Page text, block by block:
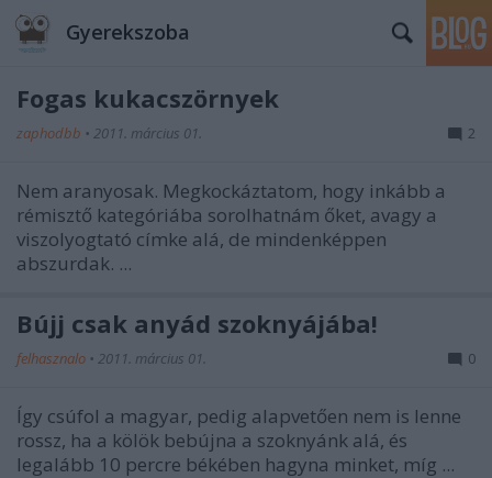
Gyerekszoba
Fogas kukacszörnyek
zaphodbb • 2011. március 01. 2
Nem aranyosak. Megkockáztatom, hogy inkább a
rémisztő kategóriába sorolhatnám őket, avagy a
viszolyogtató címke alá, de mindenképpen
abszurdak. ...
Bújj csak anyád szoknyájába!
felhasznalo • 2011. március 01. 0
Így csúfol a magyar, pedig alapvetően nem is lenne
rossz, ha a kölök bebújna a szoknyánk alá, és
legalább 10 percre békében hagyna minket, míg ...